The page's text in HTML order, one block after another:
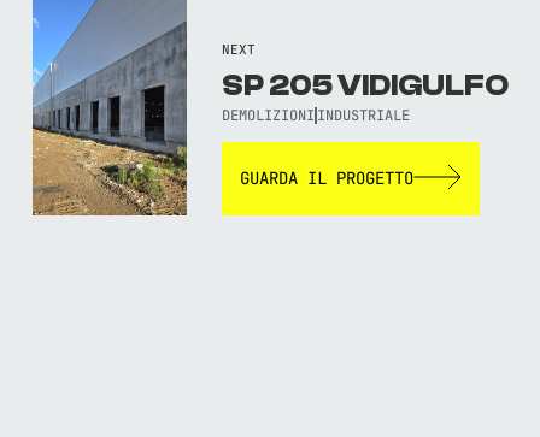
NEXT
SP 205 VIDIGULFO
DEMOLIZIONI INDUSTRIALE
GUARDA IL PROGETTO